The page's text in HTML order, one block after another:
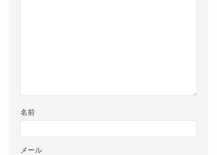
名前
メール